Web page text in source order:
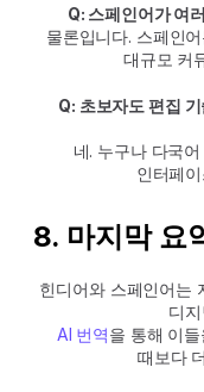
Q: 스페인어가 여
물론입니다. 스페인
대규모 커
Q: 초보자도 편집
네. 누구나 다국
인터페
8. 마지막 요
힌디어와 스페인어는
디
AI 번역을 통해 이
때보다